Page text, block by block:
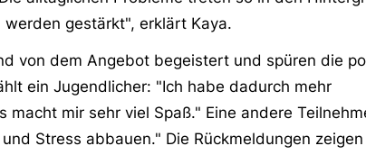
gestärkt", erklärt Kaya.
von dem Angebot begeistert und spüren die
ein Jugendlicher: "Ich habe dadurch mehr
mir sehr viel Spaß." Eine andere
Stress abbauen." Die Rückmeldungen